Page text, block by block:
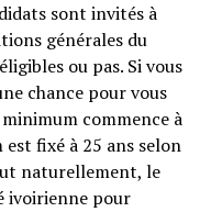
sont invités à
générales du
ou pas. Si vous
chance pour vous
commence à
est fixé à 25 ans selon
naturellement, le
ivoirienne pour